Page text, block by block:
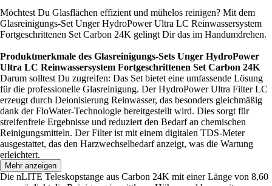
Möchtest Du Glasflächen effizient und mühelos reinigen? Mit dem
Glasreinigungs-Set Unger HydroPower Ultra LC Reinwassersystem
Fortgeschrittenen Set Carbon 24K gelingt Dir das im Handumdrehen.
Produktmerkmale des Glasreinigungs-Sets Unger HydroPower
Ultra LC Reinwassersystem Fortgeschrittenen Set Carbon 24K
Darum solltest Du zugreifen: Das Set bietet eine umfassende Lösung
für die professionelle Glasreinigung. Der HydroPower Ultra Filter LC
erzeugt durch Deionisierung Reinwasser, das besonders gleichmäßig
dank der FloWater-Technologie bereitgestellt wird. Dies sorgt für
streifenfreie Ergebnisse und reduziert den Bedarf an chemischen
Reinigungsmitteln. Der Filter ist mit einem digitalen TDS-Meter
ausgestattet, das den Harzwechselbedarf anzeigt, was die Wartung
erleichtert.
Die nLITE Teleskopstange aus Carbon 24K mit einer Länge von 8,60
Mehr anzeigen